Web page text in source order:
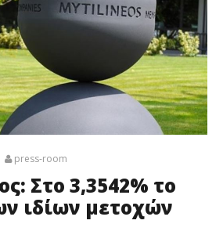
press-room
Στο 3,3542% το
ιδίων μετοχών